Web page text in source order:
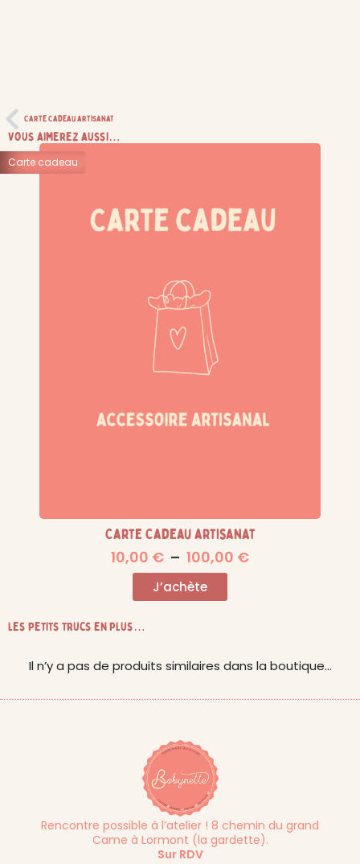
Carte Cadeau artisanat
Vous aimerez aussi…
Carte cadeau
Carte Cadeau artisanat
10,00 € – 100,00 €
J’achète
les petits trucs en plus…
Il n’y a pas de produits similaires dans la boutique…
Rencontre possible à l’atelier ! 8 chemin du grand
Came à Lormont (la gardette).
Sur RDV